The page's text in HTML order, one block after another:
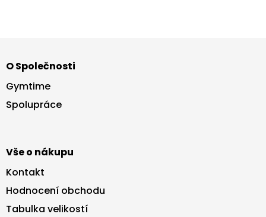
p
a
O Společnosti
Gymtime
Spolupráce
Vše o nákupu
Kontakt
Hodnocení obchodu
Tabulka velikostí